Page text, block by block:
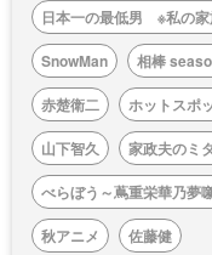
日本一の最低男 ※私の家
SnowMan
相棒
赤楚衛二
ホットスポ
山下智久
家政夫のミ
べらぼう～蔦重栄華乃夢
秋アニメ
佐藤健